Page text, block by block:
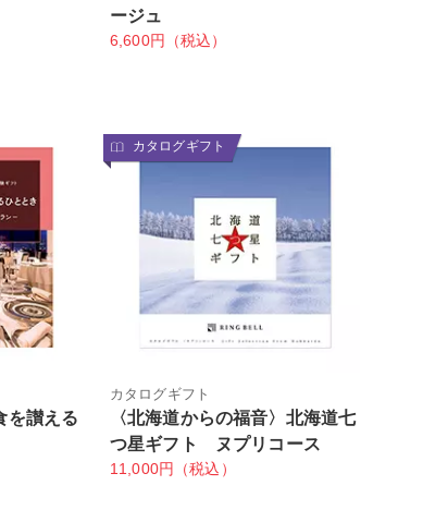
ージュ
6,600円（税込）
讃える
カタログギフト
カタログギフト
〈北海道からの福音〉北海道七
つ星ギフト ヌプリコース
11,000円（税込）